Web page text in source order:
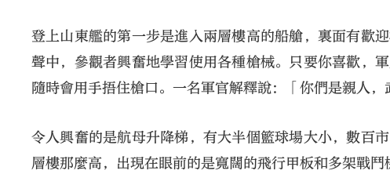
登上山東艦的第一步是進入兩層樓高的船艙，裏面有歡
聲中，參觀者興奮地學習使用各種槍械。只要你喜歡，
隨時會用手捂住槍口。一名軍官解釋說：「你們是親人，
令人興奮的是航母升降梯，有大半個籃球場大小，數百
層樓那麼高，出現在眼前的是寬闊的飛行甲板和多架戰鬥